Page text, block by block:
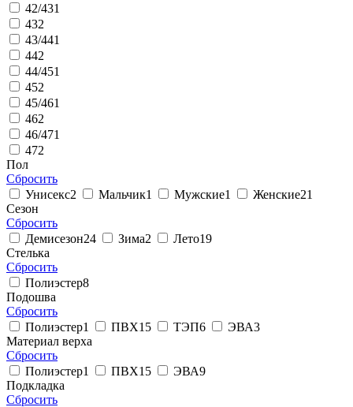
42/431
432
43/441
442
44/451
452
45/461
462
46/471
472
Пол
Сбросить
Унисекс2 Мальчик1 Мужские1 Женские21
Сезон
Сбросить
Демисезон24 Зима2 Лето19
Стелька
Сбросить
Полиэстер8
Подошва
Сбросить
Полиэстер1 ПВХ15 ТЭП6 ЭВА3
Материал верха
Сбросить
Полиэстер1 ПВХ15 ЭВА9
Подкладка
Сбросить